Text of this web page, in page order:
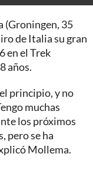
(Groningen, 35
de Italia su gran
en el Trek
años.
principio, y no
muchas
los próximos
pero se ha
Mollema.